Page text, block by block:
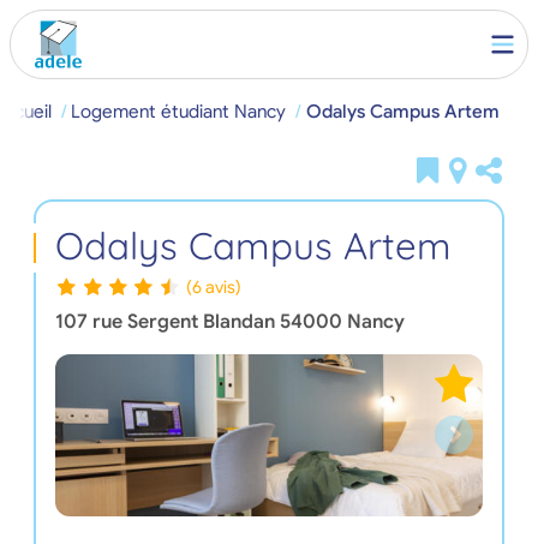
Logement étudiant Nancy Odalys Campus Artem
Odalys Campus Artem
(6 avis)
107 rue Sergent Blandan 54000 Nancy